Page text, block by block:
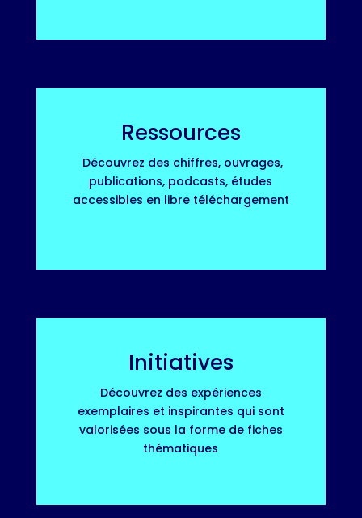
Ressources
Découvrez des chiffres, ouvrages,
publications, podcasts, études
accessibles en libre téléchargement
Initiatives
Découvrez des expériences
exemplaires et inspirantes qui sont
valorisées sous la forme de fiches
thématiques